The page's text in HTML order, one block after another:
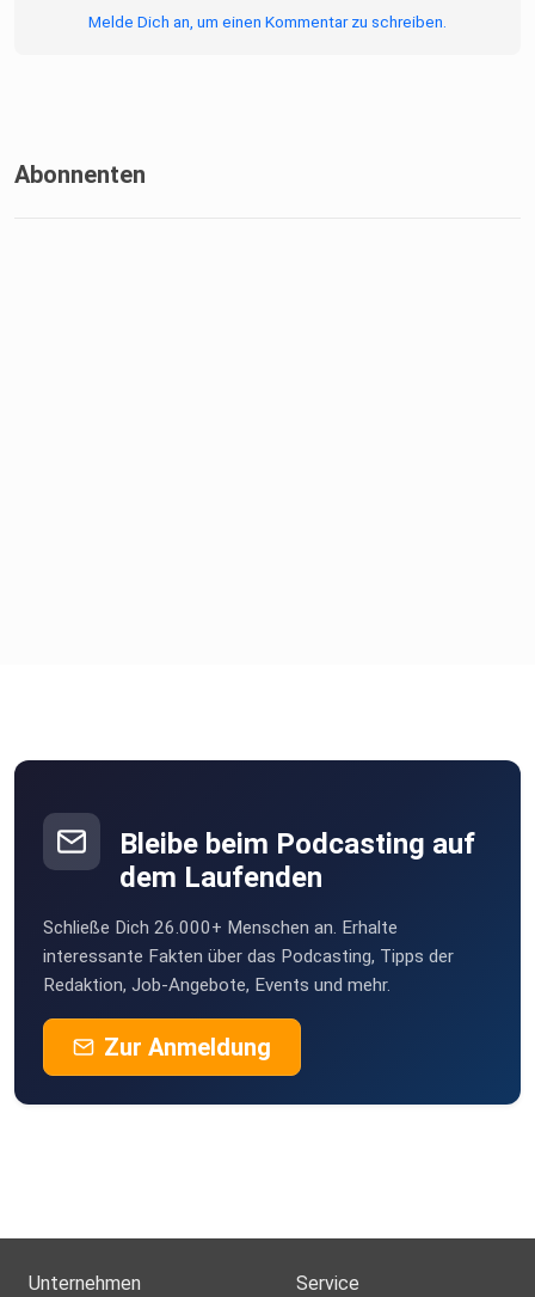
Melde Dich an, um einen Kommentar zu schreiben.
Abonnenten
Bleibe beim Podcasting auf
dem Laufenden
Schließe Dich 26.000+ Menschen an. Erhalte
interessante Fakten über das Podcasting, Tipps der
Redaktion, Job-Angebote, Events und mehr.
Zur Anmeldung
Unternehmen Service